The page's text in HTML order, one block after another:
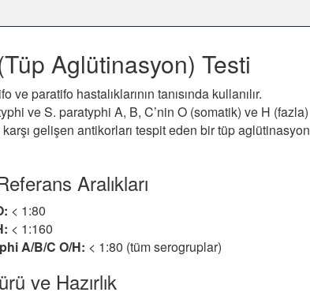
Aglütinasyon) Testi
ve paratifo hastalıklarının tanısında kullanılır.
ve S. paratyphi A, B, C’nin O (somatik) ve H (fazla)
gelişen antikorları tespit eden bir tüp aglütinasyon
Aralıkları
< 1:80
< 1:160
A/B/C O/H: < 1:80 (tüm serogruplar)
ve Hazırlık